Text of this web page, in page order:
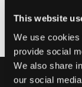
This website
We use
provide social
We also share
our social